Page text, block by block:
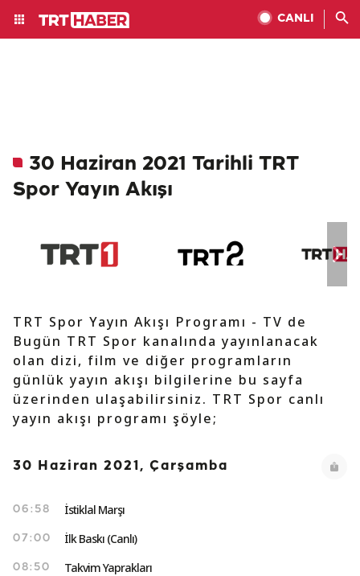
CANLI
30 Haziran 2021 Tarihli TRT
Spor Yayın Akışı
TRT Spor Yayın Akışı Programı - TV de
Bugün TRT Spor kanalında yayınlanacak
olan dizi, film ve diğer programların
günlük yayın akışı bilgilerine bu sayfa
üzerinden ulaşabilirsiniz. TRT Spor canlı
yayın akışı programı şöyle;
30 Haziran 2021, Çarşamba
06:58 İstiklal Marşı
07:00 İlk Baskı (Canlı)
08:50 Takvim Yaprakları